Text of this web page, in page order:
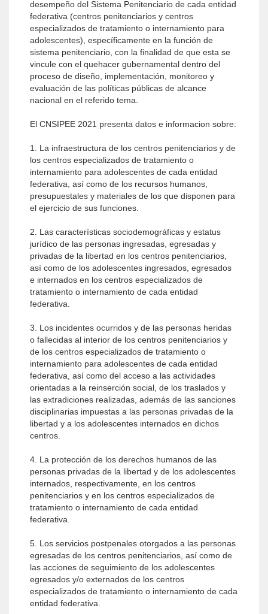
desempeño del Sistema Penitenciario de cada entidad
federativa (centros penitenciarios y centros
especializados de tratamiento o internamiento para
adolescentes), específicamente en la función de
sistema penitenciario, con la finalidad de que esta se
vincule con el quehacer gubernamental dentro del
proceso de diseño, implementación, monitoreo y
evaluación de las políticas públicas de alcance
nacional en el referido tema.
El CNSIPEE 2021 presenta datos e informacion sobre:
1. La infraestructura de los centros penitenciarios y de
los centros especializados de tratamiento o
internamiento para adolescentes de cada entidad
federativa, así como de los recursos humanos,
presupuestales y materiales de los que disponen para
el ejercicio de sus funciones.
2. Las características sociodemográficas y estatus
jurídico de las personas ingresadas, egresadas y
privadas de la libertad en los centros penitenciarios,
así como de los adolescentes ingresados, egresados
e internados en los centros especializados de
tratamiento o internamiento de cada entidad
federativa.
3. Los incidentes ocurridos y de las personas heridas
o fallecidas al interior de los centros penitenciarios y
de los centros especializados de tratamiento o
internamiento para adolescentes de cada entidad
federativa, así como del acceso a las actividades
orientadas a la reinserción social, de los traslados y
las extradiciones realizadas, además de las sanciones
disciplinarias impuestas a las personas privadas de la
libertad y a los adolescentes internados en dichos
centros.
4. La protección de los derechos humanos de las
personas privadas de la libertad y de los adolescentes
internados, respectivamente, en los centros
penitenciarios y en los centros especializados de
tratamiento o internamiento de cada entidad
federativa.
5. Los servicios postpenales otorgados a las personas
egresadas de los centros penitenciarios, así como de
las acciones de seguimiento de los adolescentes
egresados y/o externados de los centros
especializados de tratamiento o internamiento de cada
entidad federativa.